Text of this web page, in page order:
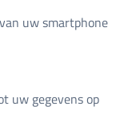
uw smartphone
uw gegevens op